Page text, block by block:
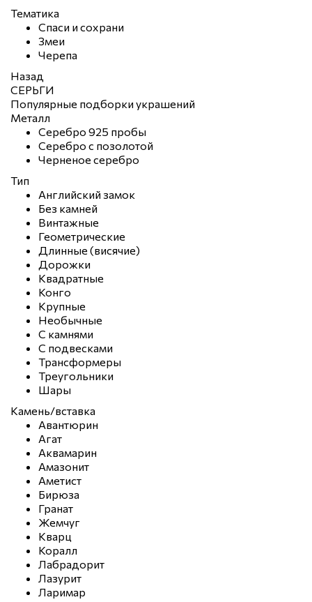
Тематика
Спаси и сохрани
Змеи
Черепа
Назад
СЕРЬГИ
Популярные подборки украшений
Металл
Серебро 925 пробы
Серебро с позолотой
Черненое серебро
Тип
Английский замок
Без камней
Винтажные
Геометрические
Длинные (висячие)
Дорожки
Квадратные
Конго
Крупные
Необычные
С камнями
С подвесками
Трансформеры
Треугольники
Шары
Камень/вставка
Авантюрин
Агат
Аквамарин
Амазонит
Аметист
Бирюза
Гранат
Жемчуг
Кварц
Коралл
Лабрадорит
Лазурит
Ларимар